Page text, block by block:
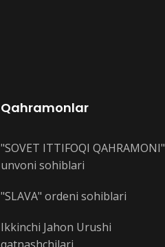
Qahramonlar
"SOVET ITTIFOQI QAHRAMONI"
unvoni sohiblari
"SLAVA" ordeni sohiblari
Ikkinchi Jahon Urushi